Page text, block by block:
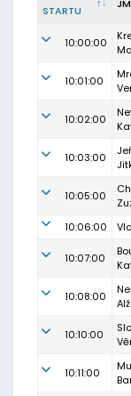
STARTU
10:00:00
10:01:00
10:02:00
10:03:00
10:05:00
10:06:00
10:07:00
10:08:00
10:10:00
10:11:00